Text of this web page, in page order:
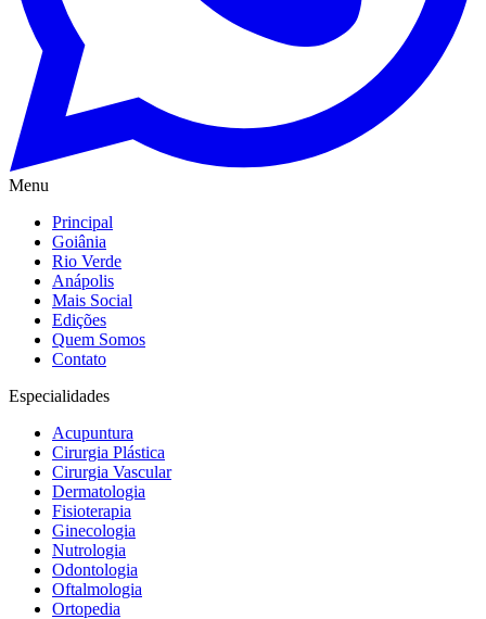
Menu
Principal
Goiânia
Rio Verde
Anápolis
Mais Social
Edições
Quem Somos
Contato
Especialidades
Acupuntura
Cirurgia Plástica
Cirurgia Vascular
Dermatologia
Fisioterapia
Ginecologia
Nutrologia
Odontologia
Oftalmologia
Ortopedia